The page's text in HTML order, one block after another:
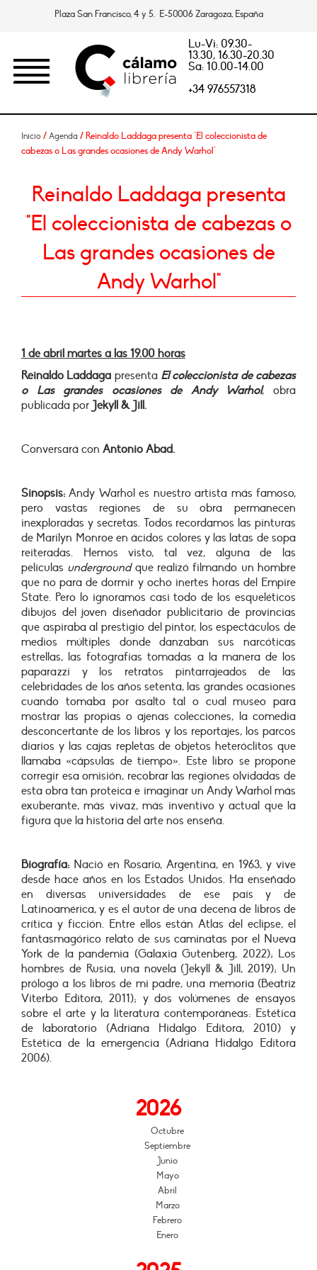
Plaza San Francisco, 4 y 5. E-50006 Zaragoza, España
Lu-Vi: 09.30-
13.30, 16.30-20.30
Sa: 10.00-14.00
+34 976557318
Inicio / Agenda / Reinaldo Laddaga presenta "El coleccionista de
cabezas o Las grandes ocasiones de Andy Warhol"
Reinaldo Laddaga presenta
"El coleccionista de cabezas o
Las grandes ocasiones de
Andy Warhol"
1 de abril martes a las 19.00 horas
Reinaldo Laddaga presenta El coleccionista de cabezas
o Las grandes ocasiones de Andy Warhol, obra
publicada por Jekyll & Jill.
Conversará con Antonio Abad.
Sinopsis:Andy Warhol es nuestro artista más famoso,
pero vastas regiones de su obra permanecen
inexploradas y secretas. Todos recordamos las pinturas
de Marilyn Monroe en ácidos colores y las latas de sopa
reiteradas. Hemos visto, tal vez, alguna de las
películas undergroundque realizó filmando un hombre
que no para de dormir y ocho inertes horas del Empire
State. Pero lo ignoramos casi todo de los esqueléticos
dibujos del joven diseñador publicitario de provincias
que aspiraba al prestigio del pintor, los espectáculos de
medios múltiples donde danzaban sus narcóticas
estrellas, las fotografías tomadas a la manera de los
paparazzi y los retratos pintarrajeados de las
celebridades de los años setenta, las grandes ocasiones
cuando tomaba por asalto tal o cual museo para
mostrar las propias o ajenas colecciones, la comedia
desconcertante de los libros y los reportajes, los parcos
diarios y las cajas repletas de objetos heteróclitos que
llamaba «cápsulas de tiempo». Este libro se propone
corregir esa omisión, recobrar las regiones olvidadas de
esta obra tan proteica e imaginar un Andy Warhol más
exuberante, más vivaz, más inventivo y actual que la
figura que la historia del arte nos enseña.
Biografía:Nació en Rosario, Argentina, en 1963, y vive
desde hace años en los Estados Unidos. Ha enseñado
en diversas universidades de ese país y de
Latinoamérica, y es el autor de una decena de libros de
crítica y ficción. Entre ellos están Atlas del eclipse, el
fantasmagórico relato de sus caminatas por el Nueva
York de la pandemia (Galaxia Gutenberg, 2022); Los
hombres de Rusia, una novela (Jekyll & Jill, 2019); Un
prólogo a los libros de mi padre, una memoria (Beatriz
Viterbo Editora, 2011); y dos volúmenes de ensayos
sobre el arte y la literatura contemporáneas: Estética
de laboratorio (Adriana Hidalgo Editora, 2010) y
Estética de la emergencia (Adriana Hidalgo Editora
2006).
2026
Octubre
Septiembre
Junio
Mayo
Abril
Marzo
Febrero
Enero